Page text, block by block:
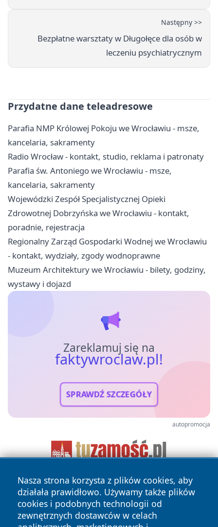
Następny >>
Bezpłatne warsztaty w Długołęce dla osób w
leczeniu psychiatrycznym
Przydatne dane teleadresowe
Parafia NMP Królowej Pokoju we Wrocławiu - msze,
kancelaria, sakramenty
Radio Wrocław - kontakt, studio, reklama i patronaty
Parafia św. Antoniego we Wrocławiu - msze,
kancelaria, sakramenty
Wojewódzki Zespół Specjalistycznej Opieki
Zdrowotnej Dobrzyńska we Wrocławiu - kontakt,
poradnie, rejestracja
Regionalny Zarząd Gospodarki Wodnej we Wrocławiu
- kontakt, wydziały, zgody wodnoprawne
Muzeum Architektury we Wrocławiu - bilety, godziny,
wystawy i dojazd
Zareklamuj się na
faktywroclaw.pl!
SPRAWDŹ SZCZEGÓŁY
autopromocja
Nasza strona korzysta z plików cookies, aby
działała prawidłowo. Używamy także plików
cookies i podobnych technologii od
zewnętrznych dostawców w celach